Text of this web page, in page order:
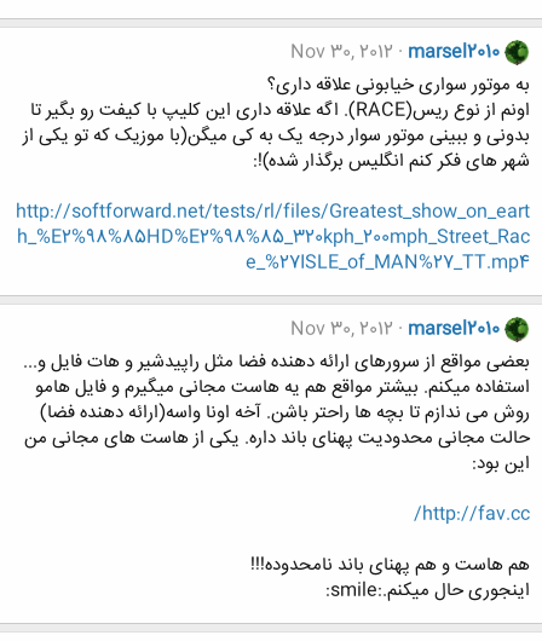
marsel2010
Nov 30, 2012
به موتور سواری خیابونی علاقه داری؟
اونم از نوع ریس(RACE). اگه علاقه داری این کلیپ با کیفت رو بگیر تا
بدونی و ببینی موتور سوار درجه یک به کی میگن(با موزیک که تو یکی از
شهر های فکر کنم انگلیس برگذار شده)!:
http://softforward.net/tests/rl/files/Greatest_show_on_eart
h_%E2%98%85HD%E2%98%85_320kph_200mph_Street_Rac
e_%27ISLE_of_MAN%27_TT.mp4
marsel2010
Nov 30, 2012
بعضی مواقع از سرورهای ارائه دهنده فضا مثل راپیدشیر و هات فایل و...
استفاده میکنم. بیشتر مواقع هم یه هاست مجانی میگیرم و فایل هامو
روش می ندازم تا بچه ها راحتر باشن. آخه اونا واسه(ارائه دهنده فضا)
حالت مجانی محدودیت پهنای باند داره. یکی از هاست های مجانی من
این بود:
http://fav.cc/
هم هاست و هم پهنای باند نامحدوده!!!
اینجوری حال میکنم.:smile: